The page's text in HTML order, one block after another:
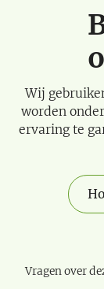
Wij
worden
ervaring te
Vragen over